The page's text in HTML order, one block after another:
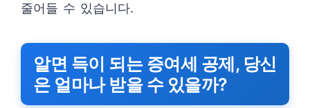
줄어들 수 있습니다.
알면 득이 되는 증여세 공제, 당신
은 얼마나 받을 수 있을까?